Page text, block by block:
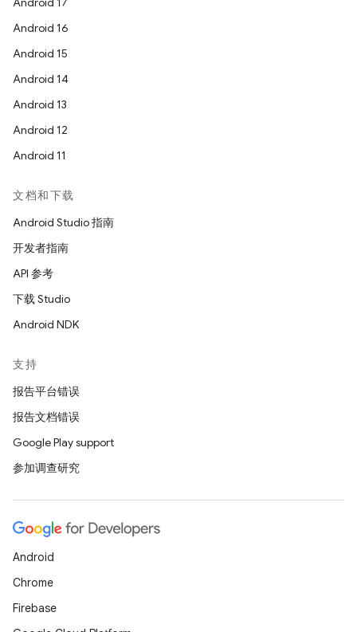
Android 16
Android 15
Android 14
Android 13
Android 12
Android 11
文档和下载
Android Studio 指南
开发者指南
API 参考
下载 Studio
Android NDK
支持
报告平台错误
报告文档错误
Google Play support
参加调查研究
Android
Chrome
Firebase